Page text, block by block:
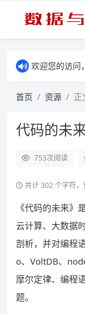
欢迎您的访问
首页 资源 正
代码的未
753次阅读
共计 302 个字符，
《代码的未来》
云计算、大数据
剖析，并对编程
o、VoltDB、
摩尔定律、编程
题。